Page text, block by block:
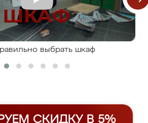
выбрать шкаф
СКИДКУ В 5%